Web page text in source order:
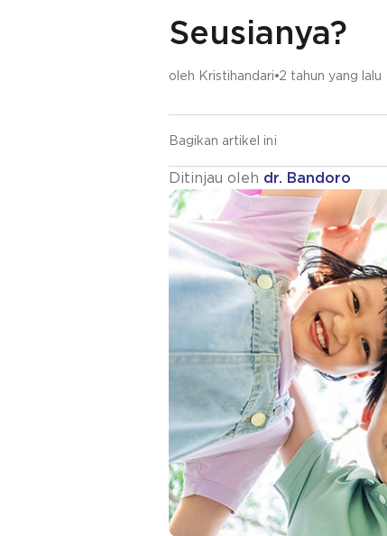
Seusianya?
oleh Kristihandari 2 tahun yang lalu
Bagikan artikel ini
Ditinjau oleh dr. Bandoro